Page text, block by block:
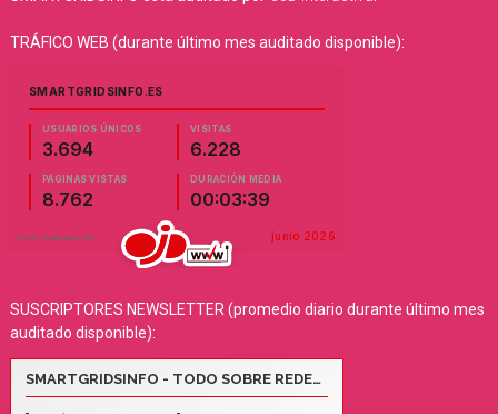
TRÁFICO WEB (durante último mes auditado disponible):
SUSCRIPTORES NEWSLETTER (promedio diario durante último mes
auditado disponible):